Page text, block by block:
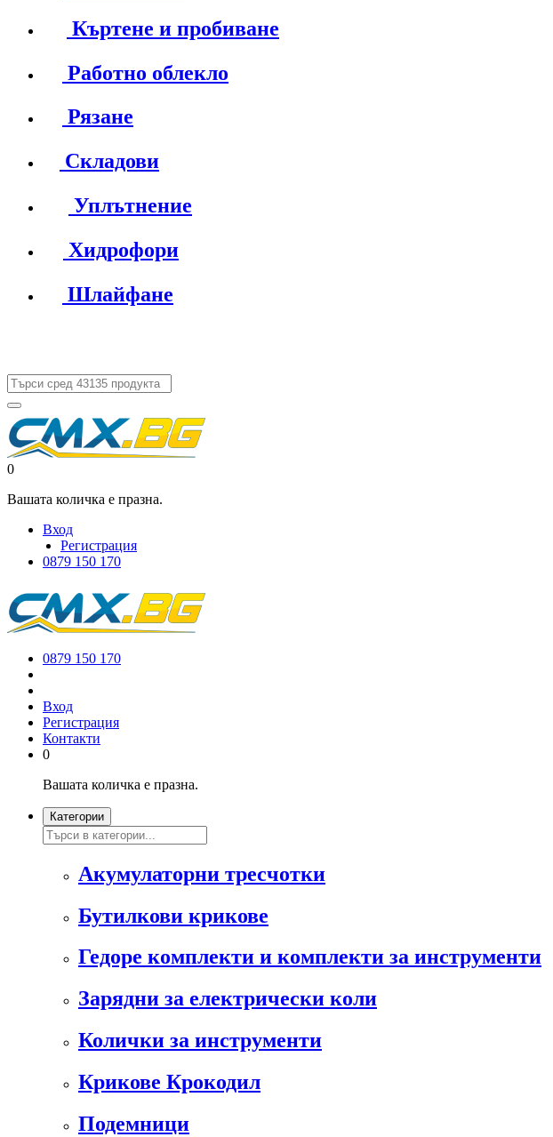
Къртене и пробиване
Работно облекло
Рязане
Складови
Уплътнение
Хидрофори
Шлайфане
0
Вашата количка е празна.
Вход
Регистрация
0879 150 170
0879 150 170
Вход
Регистрация
Контакти
0
Вашата количка е празна.
Категории
Акумулаторни тресчотки
Бутилкови крикове
Гедоре комплекти и комплекти за инструменти
Зарядни за електрически коли
Колички за инструменти
Крикове Крокодил
Подемници